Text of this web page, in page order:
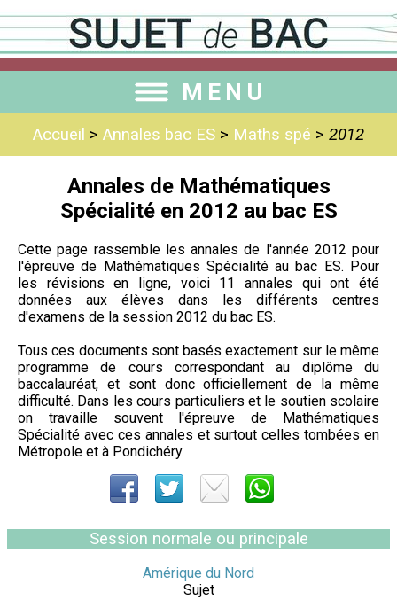
MENU
Accueil > Annales bac ES > Maths spé > 2012
Annales de Mathématiques
Spécialité en 2012 au bac ES
Cette page rassemble les annales de l'année 2012 pour
l'épreuve de Mathématiques Spécialité au bac ES. Pour
les révisions en ligne, voici 11 annales qui ont été
données aux élèves dans les différents centres
d'examens de la session 2012 du bac ES.
Tous ces documents sont basés exactement sur le même
programme de cours correspondant au diplôme du
baccalauréat, et sont donc officiellement de la même
difficulté. Dans les cours particuliers et le soutien scolaire
on travaille souvent l'épreuve de Mathématiques
Spécialité avec ces annales et surtout celles tombées en
Métropole et à Pondichéry.
Session normale ou principale
Amérique du Nord
Sujet